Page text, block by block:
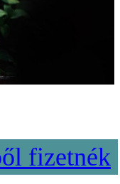
fizetnék